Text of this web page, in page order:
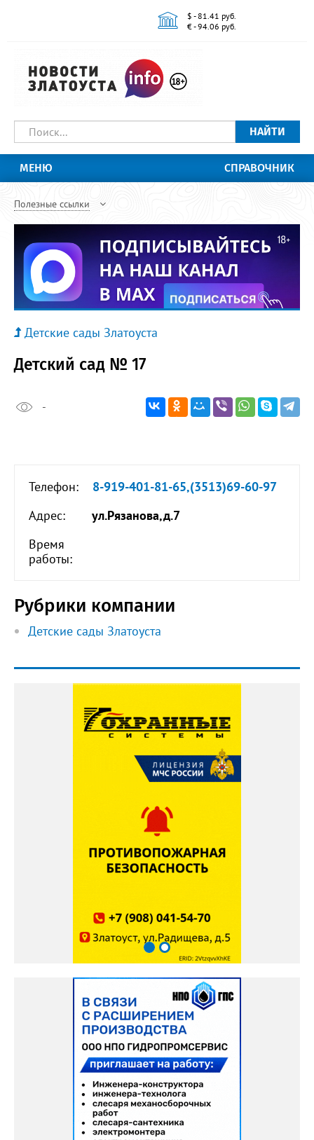
$ - 81.41 руб.
€ - 94.06 руб.
НАЙТИ
МЕНЮ СПРАВОЧНИК
Полезные ссылки
Детские сады Златоуста
Детский сад № 17
-
Телефон:
8-919-401-81-65,(3513)69-60-97
Адрес:
ул.Рязанова,д.7
Время
работы:
Рубрики компании
Детские сады Златоуста